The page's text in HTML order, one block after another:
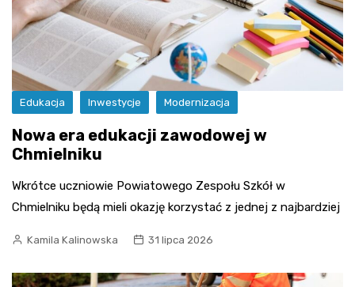
Edukacja Inwestycje Modernizacja
Nowa era edukacji zawodowej w
Chmielniku
Wkrótce uczniowie Powiatowego Zespołu Szkół w
Chmielniku będą mieli okazję korzystać z jednej z najbardziej
Kamila Kalinowska 31 lipca 2026